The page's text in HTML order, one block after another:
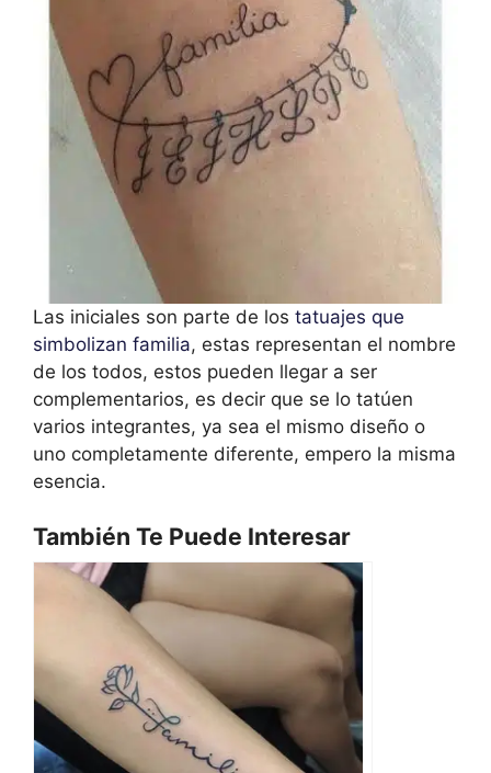
Las iniciales son parte de los tatuajes que
simbolizan familia, estas representan el nombre
de los todos, estos pueden llegar a ser
complementarios, es decir que se lo tatúen
varios integrantes, ya sea el mismo diseño o
uno completamente diferente, empero la misma
esencia.
También Te Puede Interesar